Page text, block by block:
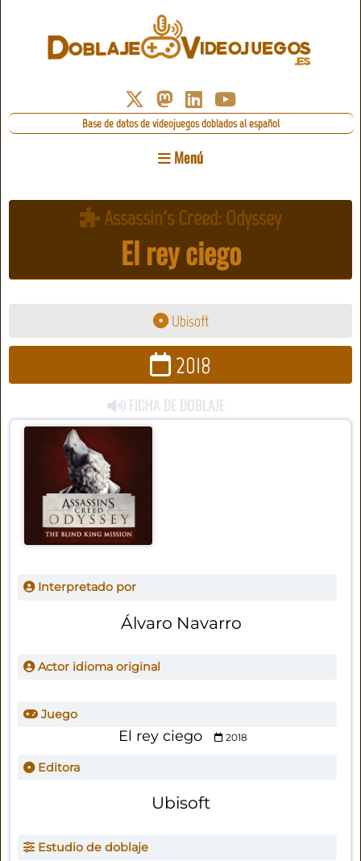
Base de datos de videojuegos doblados al español
Menú
Assassin's Creed: Odyssey
El rey ciego
Ubisoft
2018
FICHA DE DOBLAJE
Interpretado por
Álvaro Navarro
Actor idioma original
Juego
El rey ciego 2018
Editora
Ubisoft
Estudio de doblaje